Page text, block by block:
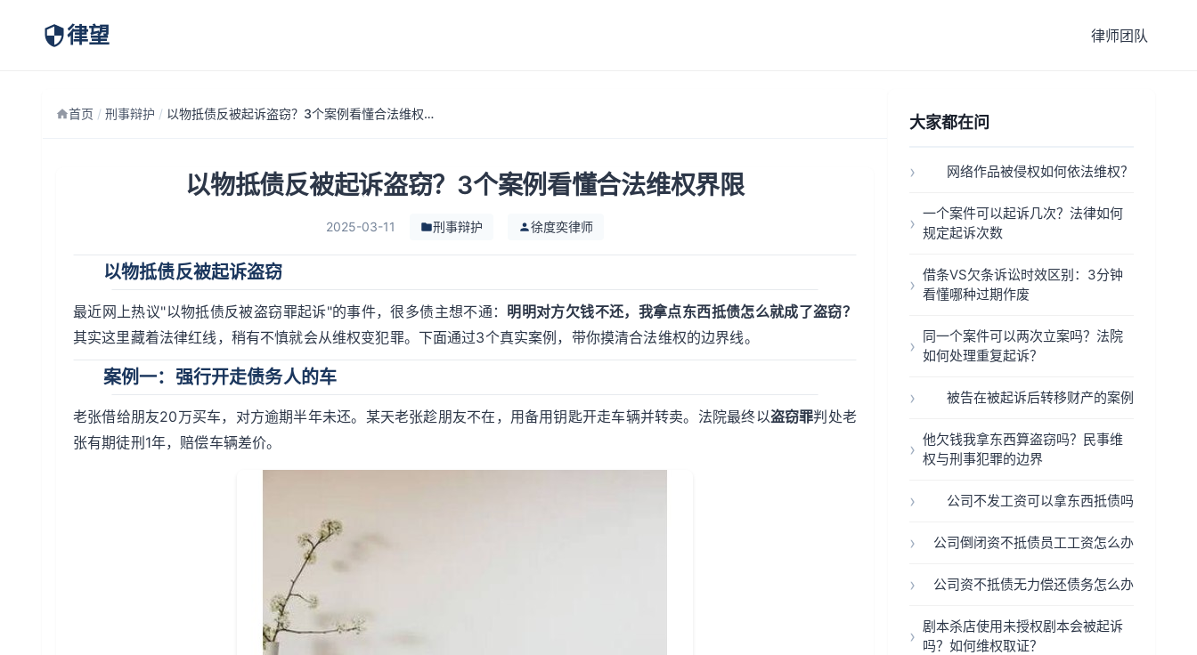
律望 律师团队
首页 / 刑事辩护 / 以物抵债反被起诉盗窃？3个案例看懂合法维权界限
以物抵债反被起诉盗窃？3个案例看懂合法维权界限
2025-03-11 刑事辩护 徐度奕律师
以物抵债反被起诉盗窃
最近网上热议"以物抵债反被盗窃罪起诉"的事件，很多债主想不通： 明明对方欠钱不还，我拿点东西抵债怎么就成了盗窃？
其实这里藏着法律红线，稍有不慎就会从维权变犯罪。下面通过3个真实案例，带你摸清合法维权的边界线。
案例一：强行开走债务人的车
老张借给朋友20万买车，对方逾期半年未还。某天老张趁朋友不在，用备用钥匙开走车辆并转卖。法院最终以盗窃罪判处老
张有期徒刑1年，赔偿车辆差价。
大家都在问
网络作品被侵权如何依法维权？
一个案件可以起诉几次？法律如何
规定起诉次数
借条VS欠条诉讼时效区别：3分钟
看懂哪种过期作废
同一个案件可以两次立案吗？法院
如何处理重复起诉？
被告在被起诉后转移财产的案例
他欠钱我拿东西算盗窃吗？民事维
权与刑事犯罪的边界
公司不发工资可以拿东西抵债吗
公司倒闭资不抵债员工工资怎么办
公司资不抵债无力偿还债务怎么办
剧本杀店使用未授权剧本会被起诉
吗？如何维权取证？